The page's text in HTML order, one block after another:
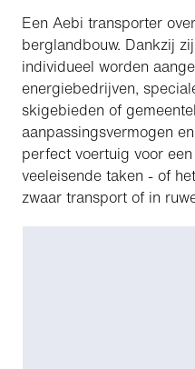
Een Aebi transporter
berglandbouw. Dankzij
individueel worden
energiebedrijven,
skigebieden of
aanpassingsvermogen
perfect voertuig voor
veeleisende taken - of
zwaar transport of in